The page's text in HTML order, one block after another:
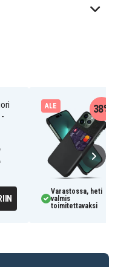
ALE 38%
Varastossa, heti
valmis
toimitettavaksi